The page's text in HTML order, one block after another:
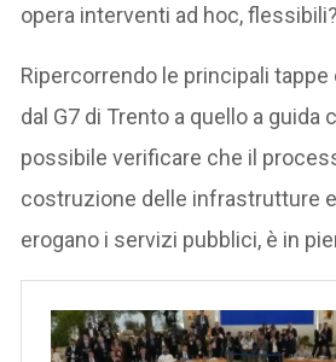
opera interventi ad hoc, flessibili?
Ripercorrendo le principali
dal G7 di Trento a quello a guida
possibile verificare che il
costruzione delle infrastrutture
erogano i servizi pubblici, è in